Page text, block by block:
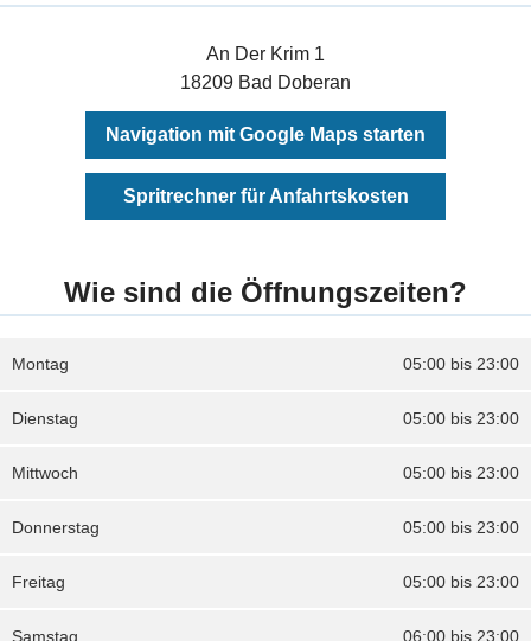
An Der Krim 1
18209 Bad Doberan
Navigation mit Google Maps starten
Spritrechner für Anfahrtskosten
Wie sind die Öffnungszeiten?
05:00 bis 23:00
Montag
05:00 bis 23:00
Dienstag
05:00 bis 23:00
Mittwoch
05:00 bis 23:00
Donnerstag
05:00 bis 23:00
Freitag
06:00 bis 23:00
Samstag